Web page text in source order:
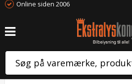
Online siden 2006